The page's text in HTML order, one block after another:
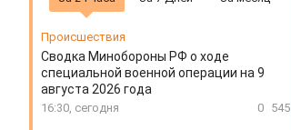
Происшествия
Сводка Минобороны РФ о ходе
специальной военной операции на 9
августа 2026 года
16:30, сегодня 0 545